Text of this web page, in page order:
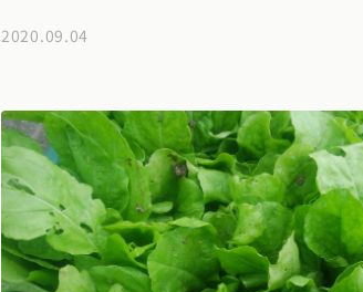
2020.09.04